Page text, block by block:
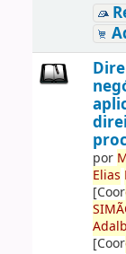
por
Elias
[Coor
[Coor